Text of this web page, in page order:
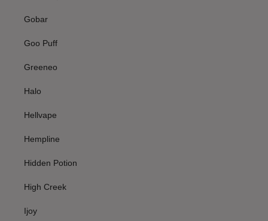
Gobar
Goo Puff
Greeneo
Halo
Hellvape
Hempline
Hidden Potion
High Creek
Ijoy